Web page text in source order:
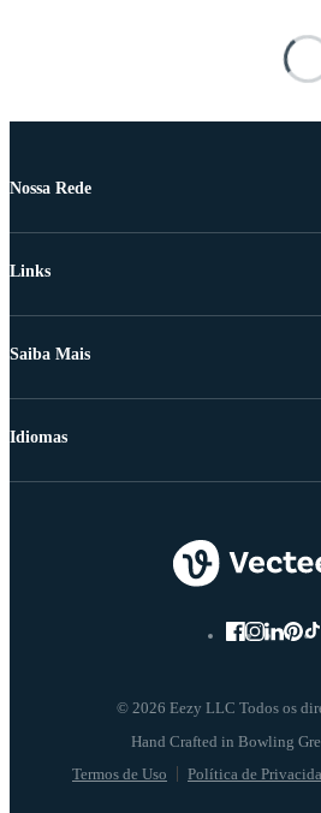
Nossa Rede
Links
Saiba Mais
© 2026 Eezy LLC Todos os
Termos de Uso Política de
Idiomas